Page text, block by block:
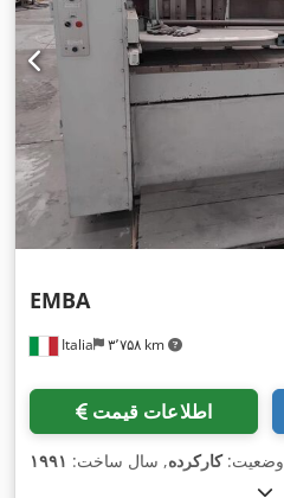
Italia ۳٬۷۵۸ km
EMBA
اطلاعات قیمت
وضعیت:کارکرده, سال ساخت: ۱۹۹۱